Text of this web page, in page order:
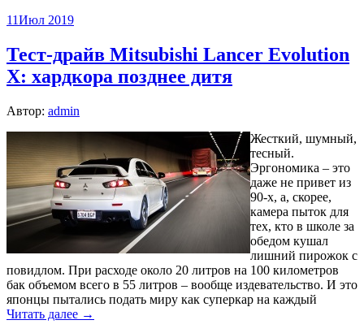
11Июл 2019
Тест-драйв Mitsubishi Lancer Evolution
X: хардкора позднее дитя
Автор: admin
Жесткий, шумный,
тесный.
Эргономика – это
даже не привет из
90-х, а, скорее,
камера пыток для
тех, кто в школе за
обедом кушал
лишний пирожок с
повидлом. При расходе около 20 литров на 100 километров
бак объемом всего в 55 литров – вообще издевательство. И это
японцы пытались подать миру как суперкар на каждый
Читать далее →